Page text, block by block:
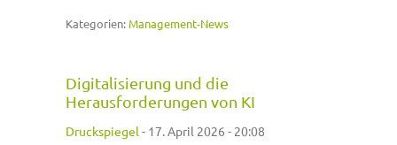
Kategorien: Management-News
Digitalisierung und die
Herausforderungen von KI
Druckspiegel - 17. April 2026 - 20:08